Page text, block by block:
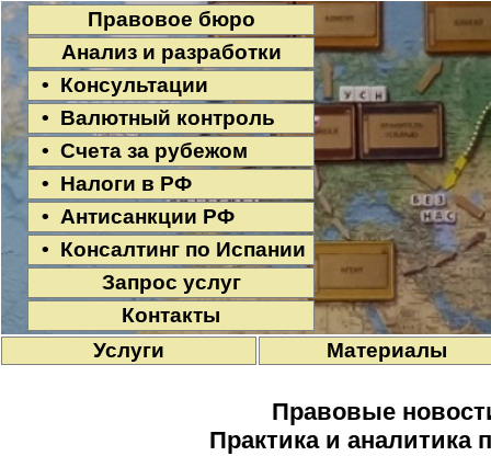
Правовое бюро
Анализ и разработки
• Консультации
• Валютный контроль
• Счета за рубежом
• Налоги в РФ
• Антисанкции РФ
• Консалтинг по Испании
Запрос услуг
Контакты
Услуги
Материалы
Правовые
Практика и аналитика